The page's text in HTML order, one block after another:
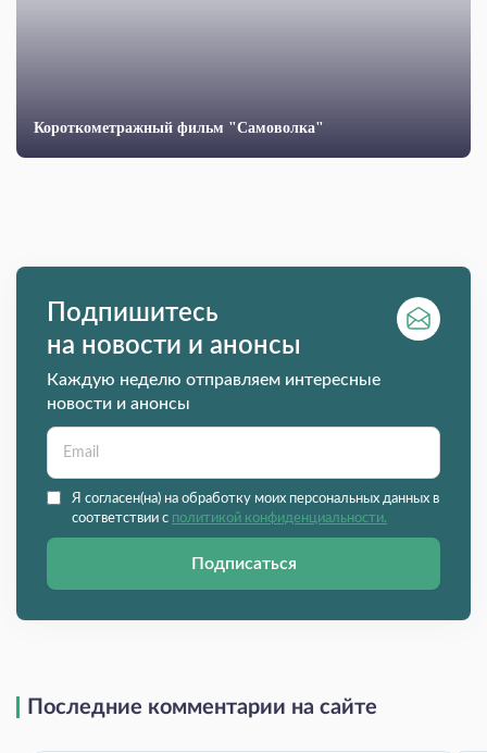
Короткометражный фильм "Самоволка"
Подпишитесь
на новости и анонсы
Каждую неделю отправляем интересные
новости и анонсы
Я согласен(на) на обработку моих персональных данных в
соответствии с политикой конфиденциальности.
Подписаться
Последние комментарии на сайте